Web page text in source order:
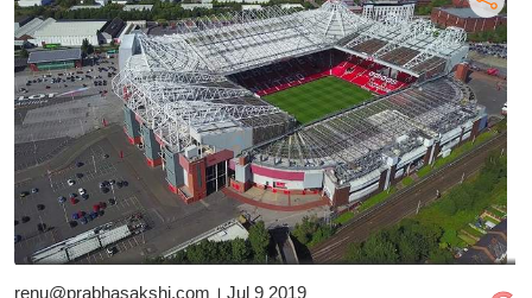
रा
ष्ट्री
य
अं
त
र्रा
ष्ट्री
य
renu@prabhasakshi.com । Jul 9 2019